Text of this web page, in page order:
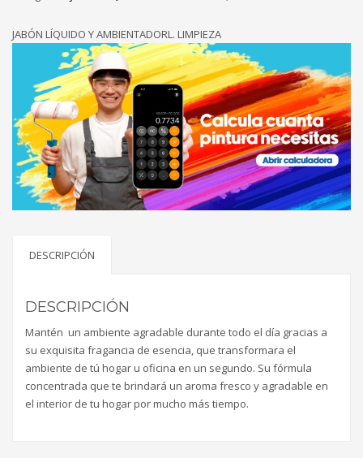
1
cantidad
JABÓN LÍQUIDO Y AMBIENTADORL. LIMPIEZA
DESCRIPCIÓN
DESCRIPCIÓN
Mantén un ambiente agradable durante todo el día gracias a
su exquisita fragancia de esencia, que transformara el
ambiente de tú hogar u oficina en un segundo. Su fórmula
concentrada que te brindará un aroma fresco y agradable en
el interior de tu hogar por mucho más tiempo.